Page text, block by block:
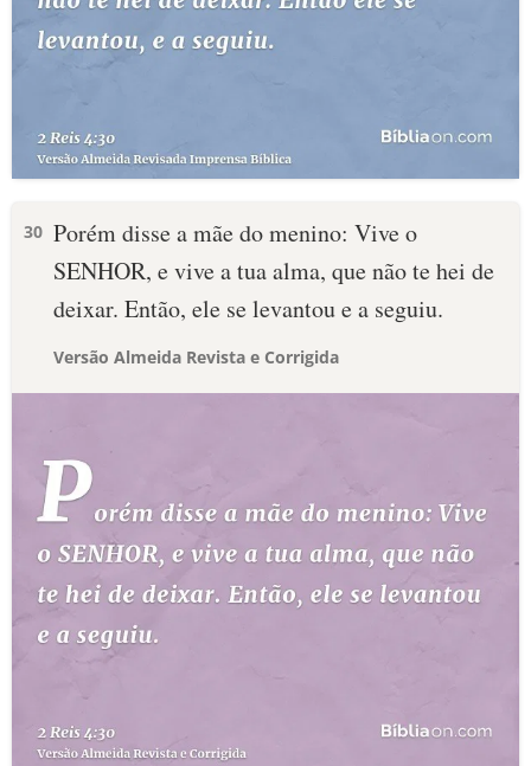
30 Porém disse a mãe do menino: Vive o
SENHOR, e vive a tua alma, que não te hei de
deixar. Então, ele se levantou e a seguiu.
Versão Almeida Revista e Corrigida